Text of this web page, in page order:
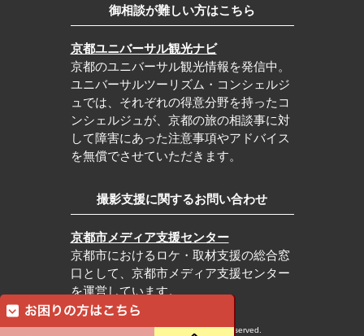
御相談が難しい方はこちら
京都ユニバーサル観光ナビ
京都のユニバーサル観光情報を発信中。
ユニバーサルツーリズム・コンシェルジ
ュでは、それぞれの得意分野を持ったコ
ンシェルジュが、京都の旅の相談事に対
して障害にあった注意事項やアドバイス
を無償でさせていただきます。
撮影支援に関するお問い合わせ
京都市メディア支援センター
京都市におけるロケ・取材支援の総合窓
口として、京都市メディア支援センター
を運営しています。
c Kyoto City Tourism Association All rights reserved.